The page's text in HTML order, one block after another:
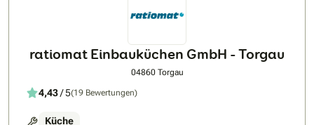
ratiomat Einbauküchen GmbH - Torgau
04860 Torgau
4,43/ 5(19 Bewertungen)
Küche